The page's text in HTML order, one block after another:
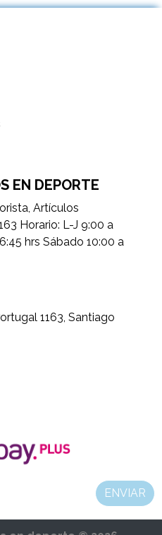
EN DEPORTE
Artículos
Horario: L-J 9:00 a
hrs Sábado 10:00 a
1163, Santiago
ENVIAR